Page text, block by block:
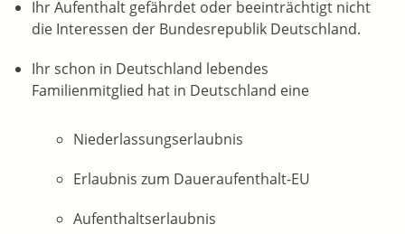
Ihr Aufenthalt gefährdet oder beeinträchtigt nicht
die Interessen der Bundesrepublik Deutschland.
Ihr schon in Deutschland lebendes
Familienmitglied hat in Deutschland eine
Niederlassungserlaubnis
Erlaubnis zum Daueraufenthalt-EU
Aufenthaltserlaubnis